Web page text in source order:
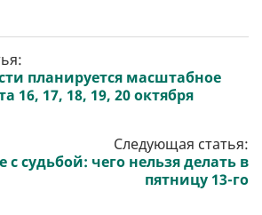
планируется масштабное
16, 17, 18, 19, 20 октября
Следующая статья:
с судьбой: чего нельзя делать в
пятницу 13-го